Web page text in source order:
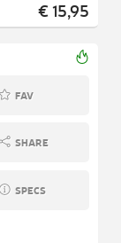
€ 15,95
FAV
SHARE
SPECS